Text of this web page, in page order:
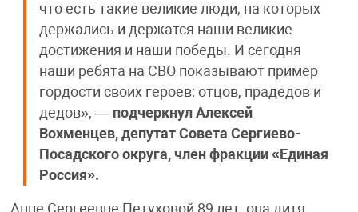
что есть такие великие люди, на которых
держались и держатся наши великие
достижения и наши победы. И сегодня
наши ребята на СВО показывают пример
гордости своих героев: отцов, прадедов и
дедов», —подчеркнул Алексей
Вохменцев, депутат Совета Сергиево-
Посадского округа, член фракции «Единая
Россия».